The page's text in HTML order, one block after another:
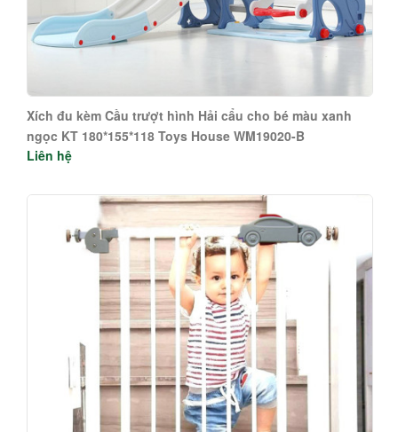
Xích đu kèm Cầu trượt hình Hải cẩu cho bé màu xanh
ngọc KT 180*155*118 Toys House WM19020-B
Liên hệ